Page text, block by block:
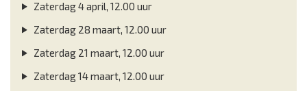
Zaterdag 4 april, 12.00 uur
Zaterdag 28 maart, 12.00 uur
Zaterdag 21 maart, 12.00 uur
Zaterdag 14 maart, 12.00 uur